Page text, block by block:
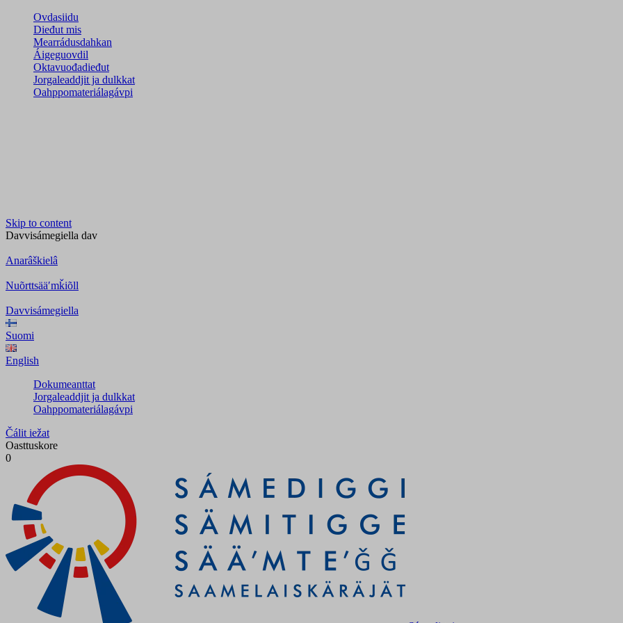
Ovdasiidu
Dieđut mis
Mearrádusdahkan
Áigeguovdil
Oktavuođadieđut
Jorgaleaddjit ja dulkkat
Oahppomateriálagávpi
Skip to content
Davvisámegiella dav
Anarâškielâ
Nuõrttsääʹmǩiõll
Davvisámegiella
Suomi
English
Dokumeanttat
Jorgaleaddjit ja dulkkat
Oahppomateriálagávpi
Čálit iežat
Oasttuskore
0